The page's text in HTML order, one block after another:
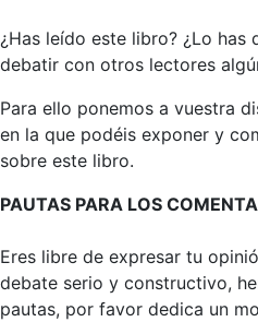
¿Has leído este libro? ¿Lo has
debatir con otros lectores
Para ello ponemos a vuestra
en la que podéis exponer y
sobre este libro.
PAUTAS PARA LOS
Eres libre de expresar tu
debate serio y constructivo,
pautas, por favor dedica un